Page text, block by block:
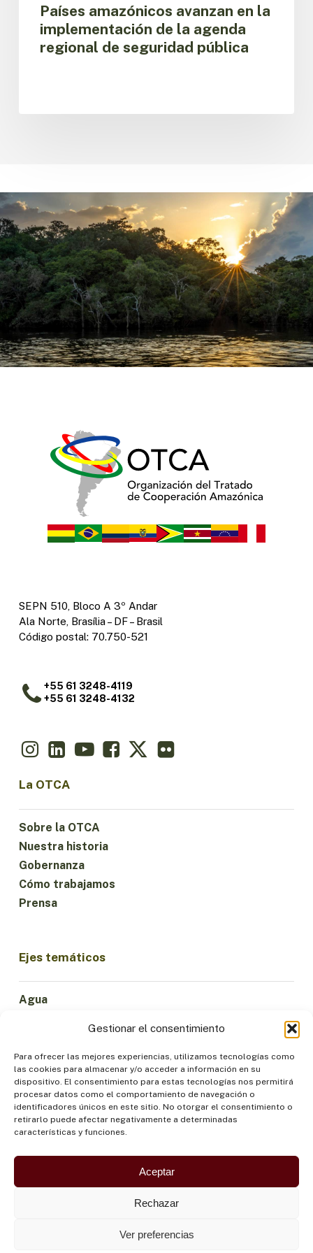
Gestionar el consentimiento
Para ofrecer las mejores experiencias, utilizamos tecnologías como
las cookies para almacenar y/o acceder a información en su
dispositivo. El consentimiento para estas tecnologías nos permitirá
procesar datos como el comportamiento de navegación o
identificadores únicos en este sitio. No otorgar el consentimiento o
retirarlo puede afectar negativamente a determinadas
características y funciones.
Aceptar
Rechazar
Ver preferencias
Países amazónicos avanzan en la
implementación de la agenda
regional de seguridad pública
SEPN 510, Bloco A 3º Andar
Ala Norte, Brasília – DF – Brasil
Código postal: 70.750-521
+55 61 3248-4119
+55 61 3248-4132
La OTCA
Sobre la OTCA
Nuestra historia
Gobernanza
Cómo trabajamos
Prensa
Ejes temáticos
Agua
Economía Sostenible
Bosques y Biodiversidad
Institucionalidad
Participación
Pueblos Indígenas